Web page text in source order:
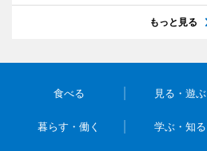
もっと見る
食べる 見る・遊ぶ
暮らす・働く 学ぶ・知る